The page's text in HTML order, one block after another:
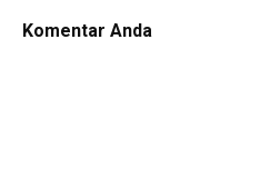
Komentar Anda